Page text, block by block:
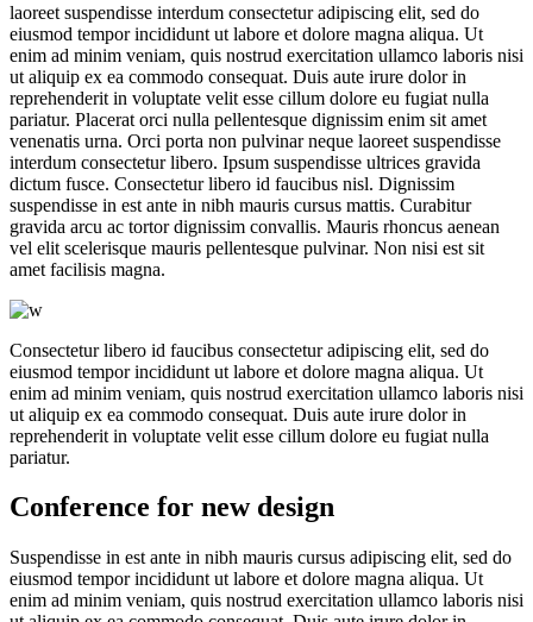
laoreet suspendisse interdum consectetur adipiscing elit, sed do
eiusmod tempor incididunt ut labore et dolore magna aliqua. Ut
enim ad minim veniam, quis nostrud exercitation ullamco laboris nisi
ut aliquip ex ea commodo consequat. Duis aute irure dolor in
reprehenderit in voluptate velit esse cillum dolore eu fugiat nulla
pariatur. Placerat orci nulla pellentesque dignissim enim sit amet
venenatis urna. Orci porta non pulvinar neque laoreet suspendisse
interdum consectetur libero. Ipsum suspendisse ultrices gravida
dictum fusce. Consectetur libero id faucibus nisl. Dignissim
suspendisse in est ante in nibh mauris cursus mattis. Curabitur
gravida arcu ac tortor dignissim convallis. Mauris rhoncus aenean
vel elit scelerisque mauris pellentesque pulvinar. Non nisi est sit
amet facilisis magna.
Consectetur libero id faucibus consectetur adipiscing elit, sed do
eiusmod tempor incididunt ut labore et dolore magna aliqua. Ut
enim ad minim veniam, quis nostrud exercitation ullamco laboris nisi
ut aliquip ex ea commodo consequat. Duis aute irure dolor in
reprehenderit in voluptate velit esse cillum dolore eu fugiat nulla
pariatur.
Conference for new design
Suspendisse in est ante in nibh mauris cursus adipiscing elit, sed do
eiusmod tempor incididunt ut labore et dolore magna aliqua. Ut
enim ad minim veniam, quis nostrud exercitation ullamco laboris nisi